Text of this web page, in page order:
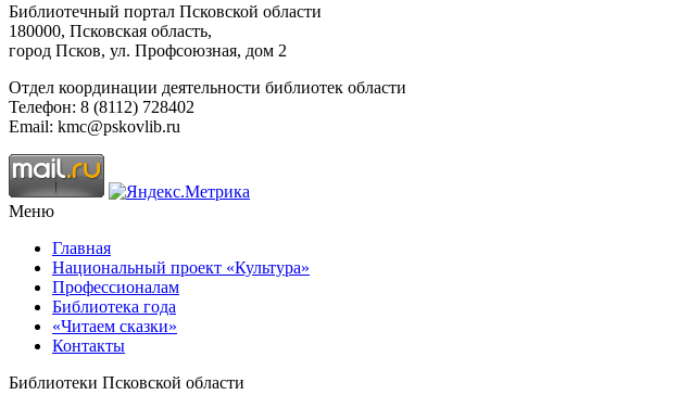
Библиотечный портал Псковской области
180000, Псковская область,
город Псков, ул. Профсоюзная, дом 2
Отдел координации деятельности библиотек области
Телефон: 8 (8112) 728402
Email: kmc@pskovlib.ru
Меню
Главная
Национальный проект «Культура»
Профессионалам
Библиотека года
«Читаем сказки»
Контакты
Библиотеки Псковской области